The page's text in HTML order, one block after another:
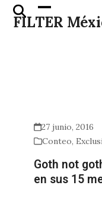
Skip
FILTER
Open
mobile
Close
mobile
27 junio, 2016
Conteo,
Goth not
en sus 15